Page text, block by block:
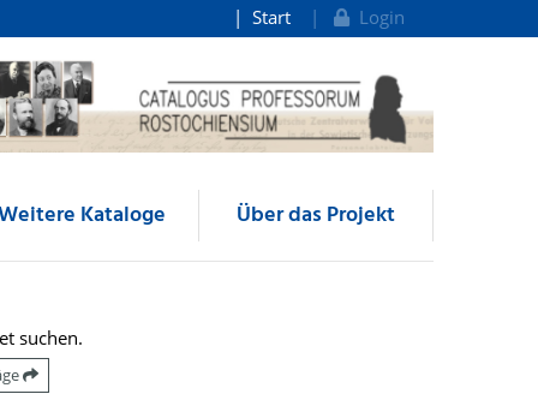
Start Login
Kataloge Über das Projekt
suchen.